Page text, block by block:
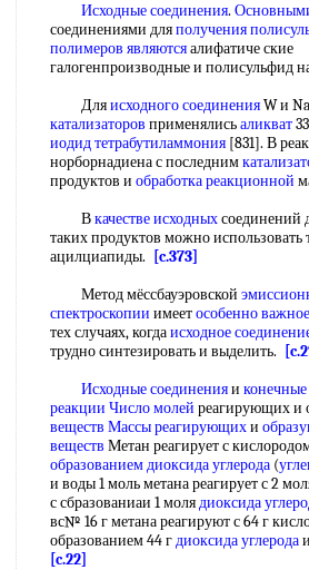
Исходные соединения.
соединениями дляполучения
полимеров являютсяалифатиче ские
галогенпроизводные и полисульфид
Дляисходного соединенияW и
катализаторов применялисьаликват
иодид тетрабутиламмония [831]. В
норборнадиена с последним
продуктов и обработка реакционной
Вкачестве исходныхсоединений
таких продуктов можно использовать
ацилциапиды.
[c.373]
Метод мёссбауэровской
спектроскопии имеетособенно важное
тех случаях, когдаисходное
трудно синтезировать и выделить.
Исходные соединенияи
реакции Число молей реагирующих и
веществ Массы реагирующихи
веществ Метан реагирует с
образованием диоксида углерода (
и воды 1 моль метана реагирует с 2
с сбразованиаи 1 молядиоксида
вс№ 16 г метана реагируют с 64 г
образованием 44 гдиоксида углерода
[c.22]